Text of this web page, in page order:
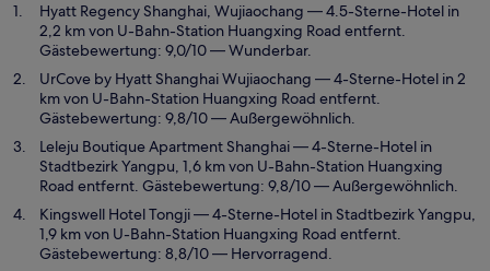
Hyatt Regency Shanghai, Wujiaochang — 4.5-Sterne-Hotel in
2,2 km von U-Bahn-Station Huangxing Road entfernt.
Gästebewertung: 9,0/10 — Wunderbar.
UrCove by Hyatt Shanghai Wujiaochang — 4-Sterne-Hotel in 2
km von U-Bahn-Station Huangxing Road entfernt.
Gästebewertung: 9,8/10 — Außergewöhnlich.
Leleju Boutique Apartment Shanghai— 4-Sterne-Hotel in
Stadtbezirk Yangpu, 1,6 km von U-Bahn-Station Huangxing
Road entfernt. Gästebewertung: 9,8/10 — Außergewöhnlich.
Kingswell Hotel Tongji— 4-Sterne-Hotel in Stadtbezirk Yangpu,
1,9 km von U-Bahn-Station Huangxing Road entfernt.
Gästebewertung: 8,8/10 — Hervorragend.